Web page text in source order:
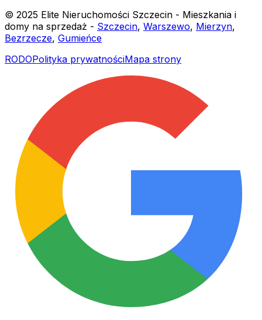
© 2025 Elite Nieruchomości Szczecin - Mieszkania i
domy na sprzedaż - Szczecin, Warszewo, Mierzyn,
Bezrzecze, Gumieńce
RODOPolityka prywatnościMapa strony